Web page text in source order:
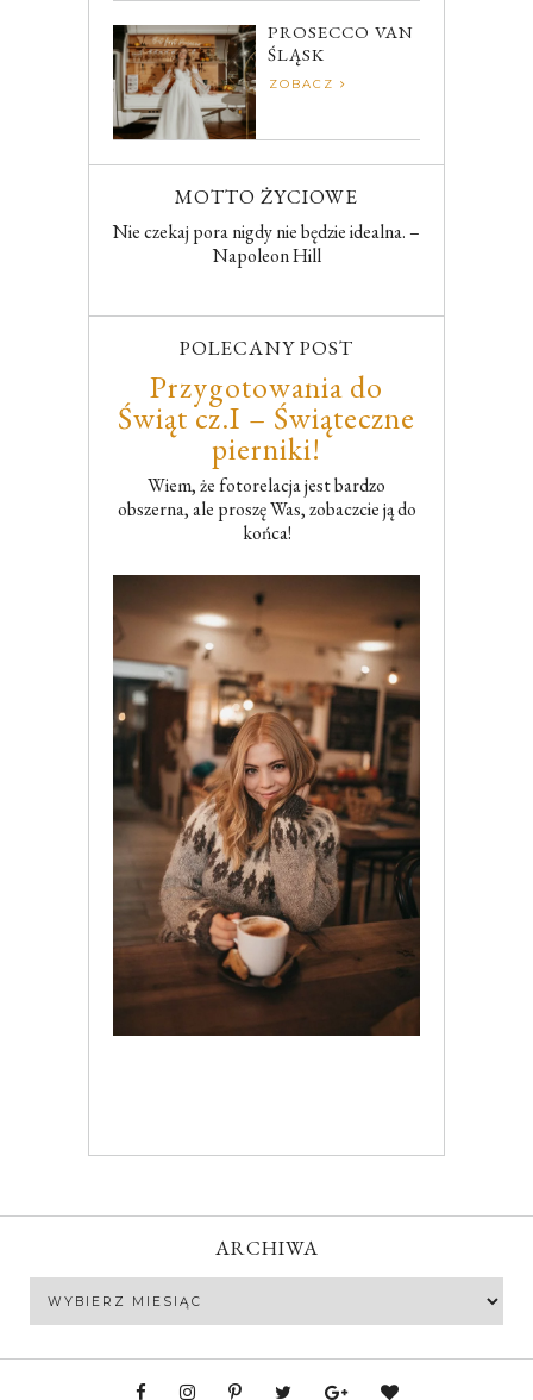
PROSECCO VAN
ŚLĄSK
ZOBACZ
MOTTO ŻYCIOWE
Nie czekaj pora nigdy nie będzie idealna. –
Napoleon Hill
POLECANY POST
Przygotowania do
Świąt cz.I – Świąteczne
pierniki!
Wiem, że fotorelacja jest bardzo
obszerna, ale proszę Was, zobaczcie ją do
końca!
ARCHIWA
Archiwa